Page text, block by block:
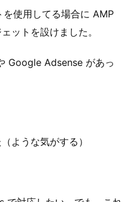
を使用してる場合に AMP
ットを設けました。
Google Adsense があっ
ような気がする）